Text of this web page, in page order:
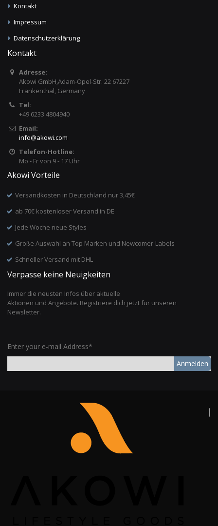
Kontakt
Impressum
Datenschutzerklärung
Kontakt
Adresse:
Akowi GmbH,Adam-Opel-Str. 22 67227
Frankenthal, Germany
Tel:
+49 6233 4804940
Email:
info@akowi.com
Telefon-Hotline:
Mo - Fr von 9 - 17 Uhr
Akowi Vorteile
Versandkosten in Deutschland nur 3,45€
ab 70€ kostenloser Versand in DE
Jede Woche neue Styles
Große Auswahl an Top Marken und Newcomer-Labels
Schneller Versand mit DHL
Verpasse keine Neuigkeiten
Immer die neusten Infos über aktuelle
Aktionen und Angebote. Registriere dich jetzt für unseren
Newsletter.
Enter your e-mail Address*
Anmelden